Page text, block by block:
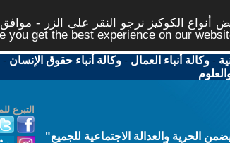
الكوكيز نرجو النقر على الزر -
you get the best experience on our
-وكالة أنباء العمال -وكالة أنباء حقوق الإنسان -
التبرع
والعدالة الاجتماعية للجميع"